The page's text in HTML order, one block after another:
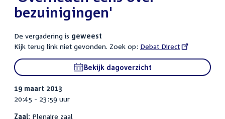
bezuinigingen'
De vergadering is geweest
Kijk terug link niet gevonden. Zoek op: External
link:
Debat Direct
Bekijk dagoverzicht
19 maart 2013
20:45 - 23:59 uur
Zaal: Plenaire zaal